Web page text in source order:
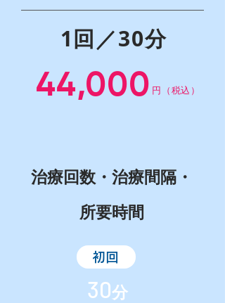
1回／30分
​44,000 円（税込）
治療回数・治療間隔・
所要時間
初回
30分